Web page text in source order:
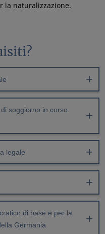
la naturalizzazione.
soggiorno in corso
legale
di base e per la
Germania